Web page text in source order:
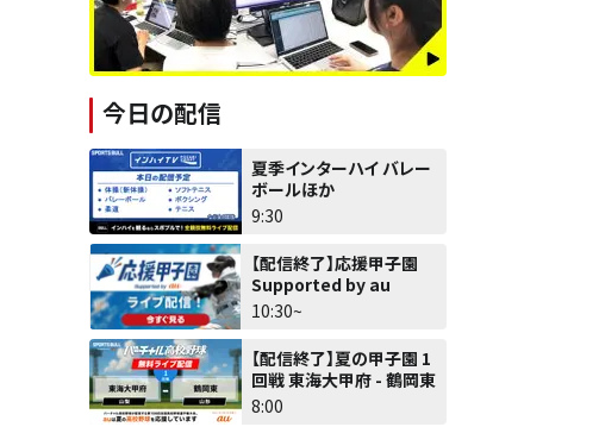
今日の配信
夏季インターハイ バレー
ボールほか
9:30
【配信終了】応援甲子園
Supported by au
10:30~
【配信終了】夏の甲子園 1
回戦 東海大甲府 - 鶴岡東
8:00